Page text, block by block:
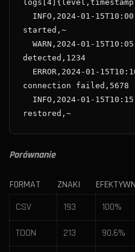
INFO,2024-01-
started,~
WARN,2024-01-
detected,1234
ERROR,2024-01-
INFO,2024-01-
restored,~
Porównanie
FORMAT ZNAKI
CSV
193 100%
TOON 213 90.6%